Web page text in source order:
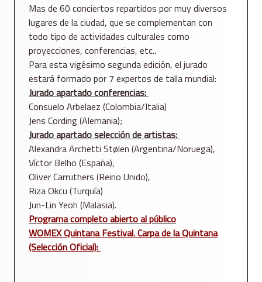
Mas de 60 conciertos repartidos por muy diversos
lugares de la ciudad, que se complementan con
todo tipo de actividades culturales como
proyecciones, conferencias, etc..
Para esta vigésimo segunda edición, el jurado
estará formado por 7 expertos de talla mundial:
Jurado apartado conferencias:
Consuelo Arbelaez (Colombia/Italia)
Jens Cording (Alemania);
Jurado apartado selección de artistas:
Alexandra Archetti Stølen (Argentina/Noruega),
Víctor Belho (España),
Oliver Carruthers (Reino Unido),
Riza Okcu (Turquía)
Jun-Lin Yeoh (Malasia).
Programa completo abierto al público
WOMEX Quintana Festival. Carpa de la Quintana
(Selección Oficial):